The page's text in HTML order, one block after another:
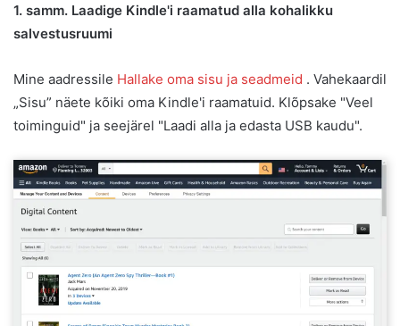
1. samm. Laadige Kindle'i raamatud alla kohalikku
salvestusruumi
Mine aadressile Hallake oma sisu ja seadmeid . Vahekaardil
„Sisu” näete kõiki oma Kindle'i raamatuid. Klõpsake "Veel
toiminguid" ja seejärel "Laadi alla ja edasta USB kaudu".